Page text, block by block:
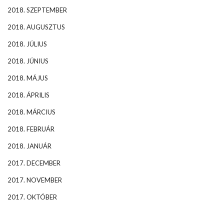
2018. SZEPTEMBER
2018. AUGUSZTUS
2018. JÚLIUS
2018. JÚNIUS
2018. MÁJUS
2018. ÁPRILIS
2018. MÁRCIUS
2018. FEBRUÁR
2018. JANUÁR
2017. DECEMBER
2017. NOVEMBER
2017. OKTÓBER